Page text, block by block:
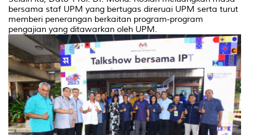
bersama staf UPM yang bertugas direruai UPM serta turut
memberi penerangan berkaitan program-program
pengajian yang ditawarkan oleh UPM.